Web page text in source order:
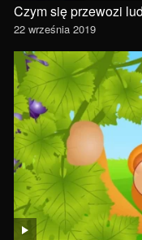
Czym się przewozi
22 września 2019